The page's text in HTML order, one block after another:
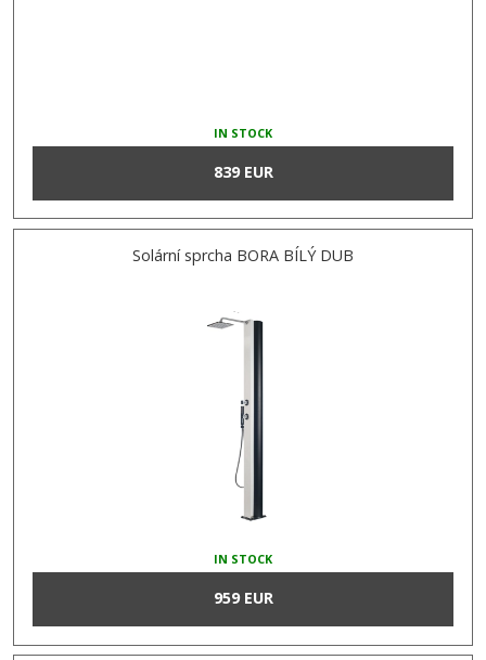
IN STOCK
839 EUR
Solární sprcha BORA BÍLÝ DUB
IN STOCK
959 EUR